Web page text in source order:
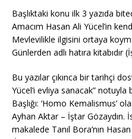
Başlıktaki konu ilk 3 yazıda
Amacım Hasan Ali Yücel’in
Mevlevilikle ilgisini ortaya
Günlerden adlı hatıra kitabıdır
Bu yazılar çıkınca bir tarihçi
Yücel’i evliya sanacak”
Başlığı: ‘Homo Kemalismus’
Ayhan Aktar – İştar Gözaydın.
makalede Tanıl Bora’nın